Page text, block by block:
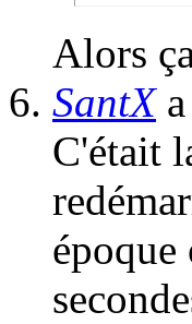
Alors
SantXa
C'était
époque